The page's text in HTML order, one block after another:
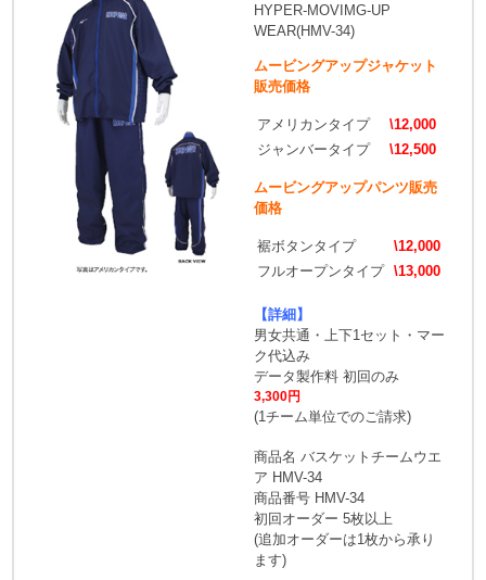
HYPER-MOVIMG-UP
WEAR(HMV-34)
ムービングアップジャケット
販売価格
アメリカンタイプ
\12,000
ジャンバータイプ
\12,500
ムービングアップパンツ販売
価格
裾ボタンタイプ
\12,000
フルオープンタイプ \13,000
【詳細】
男女共通・上下1セット・マー
ク代込み
データ製作料 初回のみ
3,300円
(1チーム単位でのご請求)
商品名 バスケットチームウエ
ア HMV-34
商品番号 HMV-34
初回オーダー 5枚以上
(追加オーダーは1枚から承り
ます)